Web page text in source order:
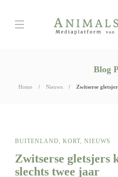
Blog
Home Nieuws Zwitserse
BUITENLAND, KORT, NIEUWS
Zwitserse gletsjers
slechts twee jaar